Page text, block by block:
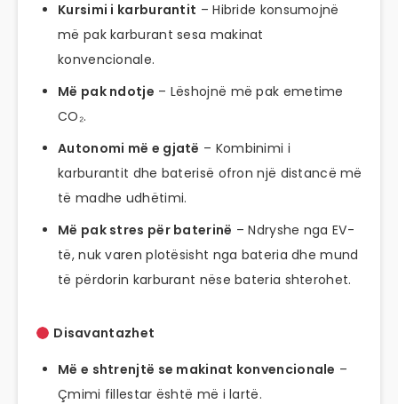
Kursimi i karburantit – Hibride konsumojnë
më pak karburant sesa makinat
konvencionale.
Më pak ndotje – Lëshojnë më pak emetime
CO₂.
Autonomi më e gjatë – Kombinimi i
karburantit dhe baterisë ofron një distancë më
të madhe udhëtimi.
Më pak stres për baterinë – Ndryshe nga EV-
të, nuk varen plotësisht nga bateria dhe mund
të përdorin karburant nëse bateria shterohet.
Disavantazhet
Më e shtrenjtë se makinat konvencionale –
Çmimi fillestar është më i lartë.